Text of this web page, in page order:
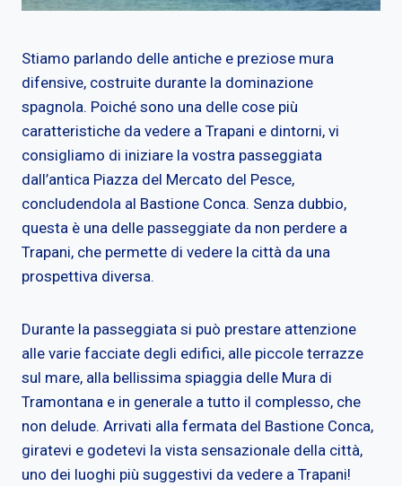
Stiamo parlando delle antiche e preziose mura
difensive, costruite durante la dominazione
spagnola. Poiché sono una delle cose più
caratteristiche da vedere a Trapani e dintorni, vi
consigliamo di iniziare la vostra passeggiata
dall’antica Piazza del Mercato del Pesce,
concludendola al Bastione Conca. Senza dubbio,
questa è una delle passeggiate da non perdere a
Trapani, che permette di vedere la città da una
prospettiva diversa.
Durante la passeggiata si può prestare attenzione
alle varie facciate degli edifici, alle piccole terrazze
sul mare, alla bellissima spiaggia delle Mura di
Tramontana e in generale a tutto il complesso, che
non delude. Arrivati alla fermata del Bastione Conca,
giratevi e godetevi la vista sensazionale della città,
uno dei luoghi più suggestivi da vedere a Trapani!